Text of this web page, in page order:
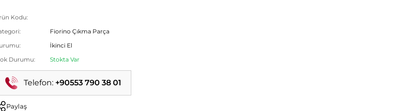
Kodu:
Fiorino Çıkma Parça
İkinci El
Durumu:
Stokta Var
Telefon: +90553 790 38 01
Paylaş